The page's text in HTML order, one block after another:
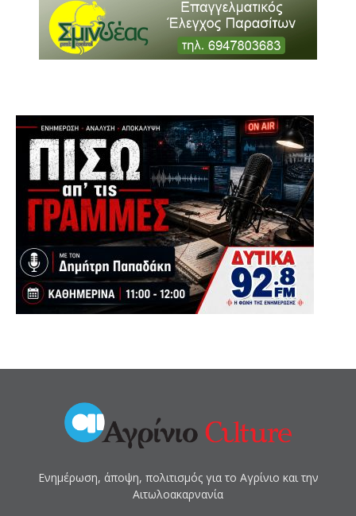
Ενημέρωση, άποψη, πολιτισμός για το Αγρίνιο και την
Αιτωλοακαρνανία